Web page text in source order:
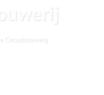
Circusbrouwerij